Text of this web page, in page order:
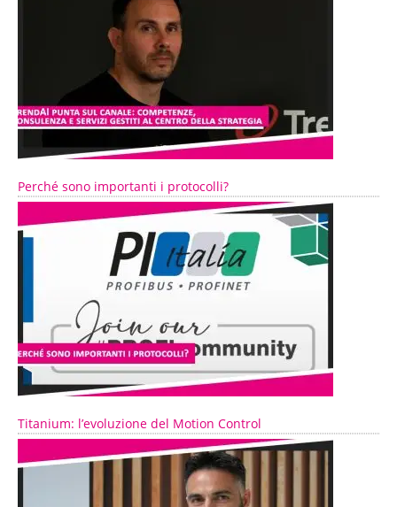
Perché sono importanti i protocolli?
Titanium: l’evoluzione del Motion Control